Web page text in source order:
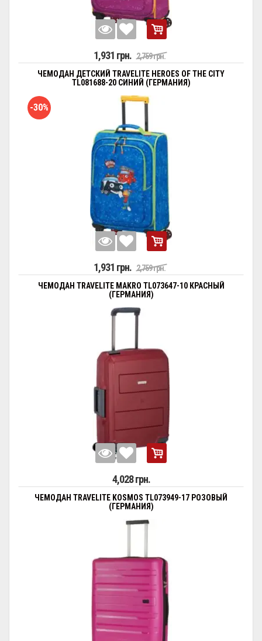
1,931 грн. 2,759 грн.
ЧЕМОДАН ДЕТСКИЙ TRAVELITE HEROES OF THE CITY
TL081688-20 СИНИЙ (ГЕРМАНИЯ)
-30%
1,931 грн. 2,759 грн.
ЧЕМОДАН TRAVELITE MAKRO TL073647-10 КРАСНЫЙ
(ГЕРМАНИЯ)
4,028 грн.
ЧЕМОДАН TRAVELITE KOSMOS TL073949-17 РОЗОВЫЙ
(ГЕРМАНИЯ)